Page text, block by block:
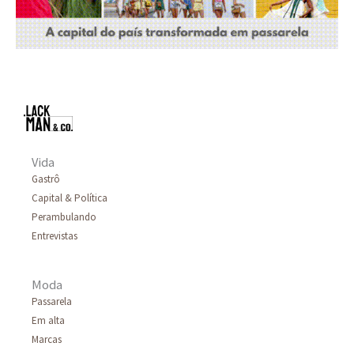
Vida
Gastrô
Capital & Política
Perambulando
Entrevistas
Moda
Passarela
Em alta
Marcas